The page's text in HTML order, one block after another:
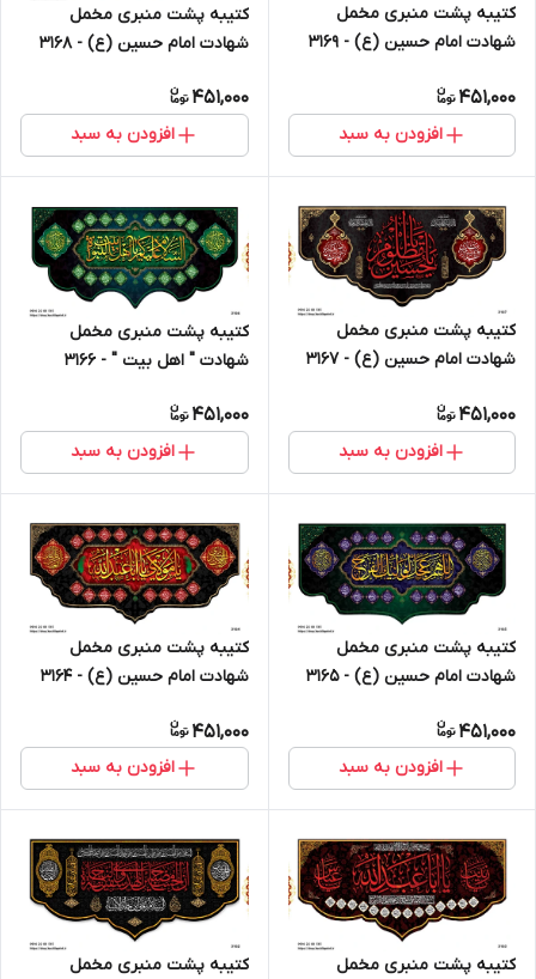
کتیبه پشت منبری مخمل
شهادت امام حسین (ع) - 3169
451,000
افزودن به سبد
کتیبه پشت منبری مخمل
شهادت امام حسین (ع) - 3168
451,000
افزودن به سبد
کتیبه پشت منبری مخمل
شهادت امام حسین (ع) - 3167
451,000
افزودن به سبد
کتیبه پشت منبری مخمل
شهادت " اهل بیت " - 3166
451,000
افزودن به سبد
کتیبه پشت منبری مخمل
شهادت امام حسین (ع) - 3165
451,000
افزودن به سبد
کتیبه پشت منبری مخمل
شهادت امام حسین (ع) - 3164
451,000
افزودن به سبد
کتیبه پشت منبری مخمل
کتیبه پشت منبری مخمل